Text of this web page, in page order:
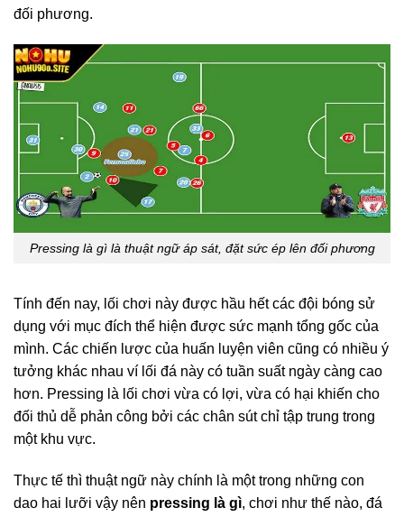
đối phương.
Pressing là gì là thuật ngữ áp sát, đặt sức ép lên đối phương
Tính đến nay, lối chơi này được hầu hết các đội bóng sử
dụng với mục đích thể hiện được sức mạnh tổng gốc của
mình. Các chiến lược của huấn luyện viên cũng có nhiều ý
tưởng khác nhau ví lối đá này có tuần suất ngày càng cao
hơn. Pressing là lối chơi vừa có lợi, vừa có hại khiến cho
đối thủ dễ phản công bởi các chân sút chỉ tập trung trong
một khu vực.
Thực tế thì thuật ngữ này chính là một trong những con
dao hai lưỡi vậy nên pressing là gì, chơi như thế nào, đá